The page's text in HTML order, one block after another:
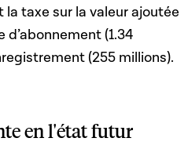
taxe sur la valeur ajoutée
d’abonnement (1.34
(255 millions).
en l'état futur